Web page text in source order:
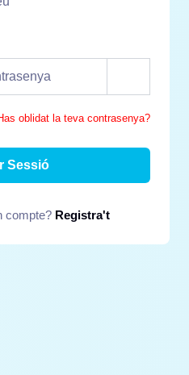
oblidat la teva contrasenya?
Sessió
compte? Registra't